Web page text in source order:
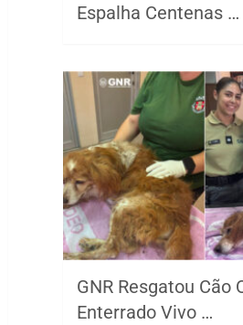
Espalha Centenas …
GNR Resgatou Cão
Enterrado Vivo …